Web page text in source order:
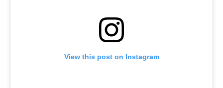
View this post on Instagram